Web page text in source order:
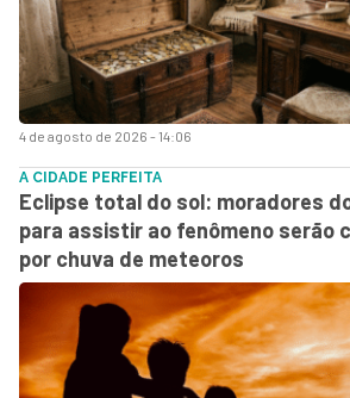
4 de agosto de 2026 - 14:06
A CIDADE PERFEITA
Eclipse total do sol: moradores
para assistir ao fenômeno serão
por chuva de meteoros